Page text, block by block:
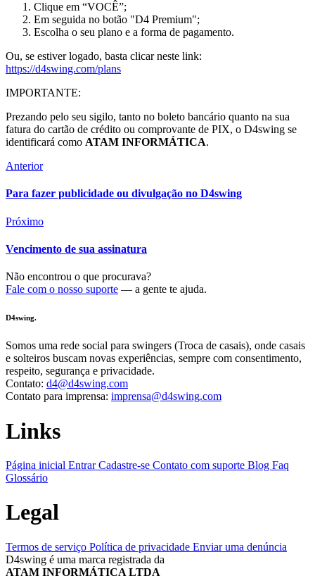
Clique em “VOCÊ”;
Em seguida no botão "D4 Premium";
Escolha o seu plano e a forma de pagamento.
Ou, se estiver logado, basta clicar neste link:
https://d4swing.com/plans
IMPORTANTE:
Prezando pelo seu sigilo, tanto no boleto bancário quanto na sua
fatura do cartão de crédito ou comprovante de PIX, o D4swing se
identificará como ATAM INFORMÁTICA.
Anterior
Para fazer publicidade ou divulgação no D4swing
Próximo
Vencimento de sua assinatura
Não encontrou o que procurava?
Fale com o nosso suporte — a gente te ajuda.
D4swing.
Somos uma rede social para swingers (Troca de casais), onde casais
e solteiros buscam novas experiências, sempre com consentimento,
respeito, segurança e privacidade.
Contato: d4@d4swing.com
Contato para imprensa: imprensa@d4swing.com
Links
Página inicial EntrarCadastre-se Contato com suporte Blog Faq
Glossário
Legal
Termos de serviço Política de privacidade Enviar uma denúncia
D4swing é uma marca registrada da
ATAM INFORMÁTICA LTDA